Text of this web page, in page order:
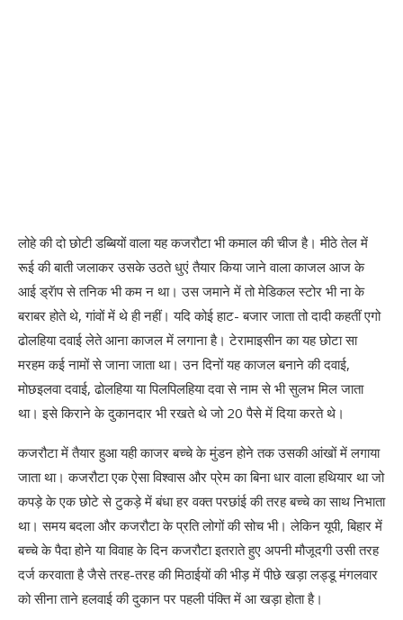
लोहे की दो छोटी डब्बियों वाला यह कजरौटा भी कमाल की चीज है। मीठे तेल में
रूई की बाती जलाकर उसके उठते धुएं तैयार किया जाने वाला काजल आज के
आई ड्रॅाप से तनिक भी कम न था। उस जमाने में तो मेडिकल स्टोर भी ना के
बराबर होते थे, गांवों में थे ही नहीं। यदि कोई हाट- बजार जाता तो दादी कहतीं एगो
ढोलहिया दवाई लेते आना काजल में लगाना है। टेरामाइसीन का यह छोटा सा
मरहम कई नामों से जाना जाता था। उन दिनों यह काजल बनाने की दवाई,
मोछइलवा दवाई, ढोलहिया या पिलपिलहिया दवा से नाम से भी सुलभ मिल जाता
था। इसे किराने के दुकानदार भी रखते थे जो 20 पैसे में दिया करते थे।
कजरौटा में तैयार हुआ यही काजर बच्चे के मुंडन होने तक उसकी आंखों में लगाया
जाता था। कजरौटा एक ऐसा विश्वास और प्रेम का बिना धार वाला हथियार था जो
कपड़े के एक छोटे से टुकड़े में बंधा हर वक्त परछांई की तरह बच्चे का साथ निभाता
था। समय बदला और कजरौटा के प्रति लोगों की सोच भी। लेकिन यूपी, बिहार में
बच्चे के पैदा होने या विवाह के दिन कजरौटा इतराते हुए अपनी मौजूदगी उसी तरह
दर्ज करवाता है जैसे तरह-तरह की मिठाईयों की भीड़ में पीछे खड़ा लड्डू मंगलवार
को सीना ताने हलवाई की दुकान पर पहली पंक्ति में आ खड़ा होता है।